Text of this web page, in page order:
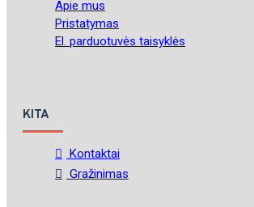
Apie mus
Pristatymas
El. parduotuvės taisyklės
KITA
Kontaktai
Gražinimas